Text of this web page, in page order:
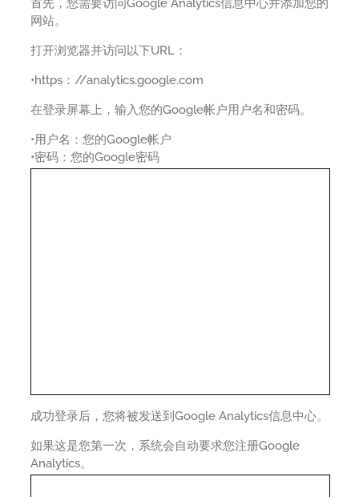
网站。
打开浏览器并访问以下URL：
•https：//analytics.google.com
在登录屏幕上，输入您的Google帐户用户名和密码。
•用户名：您的Google帐户
•密码：您的Google密码
成功登录后，您将被发送到Google Analytics信息中心。
如果这是您第一次，系统会自动要求您注册Google
Analytics。